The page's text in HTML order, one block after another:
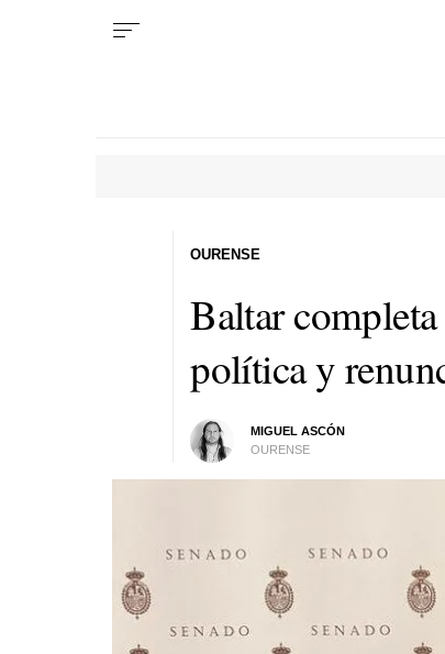
Baltar
política y
MIGUEL ASCÓN
OURENSE
OURENSE